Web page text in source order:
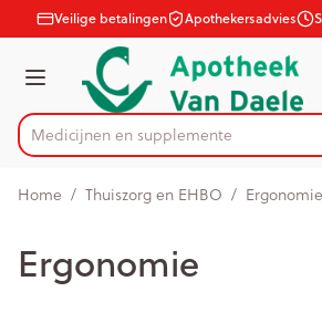
Ga naar de inhoud
1 van 1Veilige betalingen Apothekersadvies
Menu
Product, merk, categorie...
Medici
Home / Thuiszorg en EHBO / Ergonomie
Ergonomie